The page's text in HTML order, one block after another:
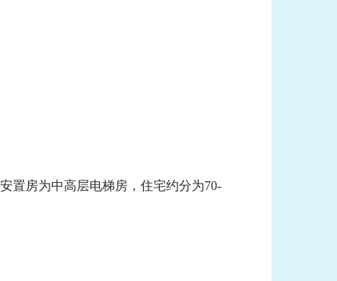
房为中高层电梯房，住宅约分为70-